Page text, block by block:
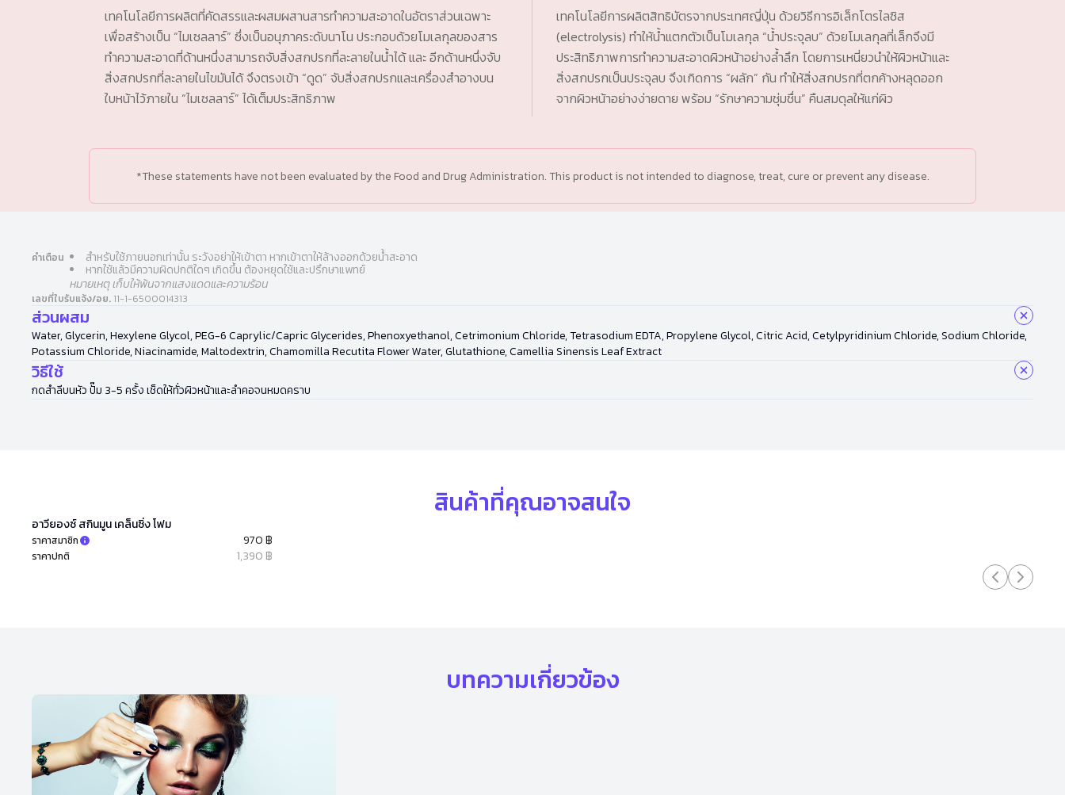
เทคโนโลยีการผลิตที่คัดสรรและผสมผสานสารทำความสะอาดในอัตราส่วนเฉพาะ
เพื่อสร้างเป็น “ไมเซลลาร์” ซึ่งเป็นอนุภาคระดับนาโน ประกอบด้วยโมเลกุลของสาร
ทำความสะอาดที่ด้านหนึ่งสามารถจับสิ่งสกปรกที่ละลายในน้ำได้ และ อีกด้านหนึ่งจับ
สิ่งสกปรกที่ละลายในไขมันได้ จึงตรงเข้า “ดูด” จับสิ่งสกปรกและเครื่องสำอางบน
ใบหน้าไว้ภายใน “ไมเซลลาร์” ได้เต็มประสิทธิภาพ
เทคโนโลยีการผลิตสิทธิบัตรจากประเทศญี่ปุ่น ด้วยวิธีการอิเล็กโตรไลซิส
(electrolysis) ทำให้น้ำแตกตัวเป็นโมเลกุล “น้ำประจุลบ” ด้วยโมเลกุลที่เล็กจึงมี
ประสิทธิภาพการทำความสะอาดผิวหน้าอย่างล้ำลึก โดยการเหนี่ยวนำให้ผิวหน้าและ
สิ่งสกปรกเป็นประจุลบ จึงเกิดการ “ผลัก” กัน ทำให้สิ่งสกปรกที่ตกค้างหลุดออก
จากผิวหน้าอย่างง่ายดาย พร้อม “รักษาความชุ่มชื่น” คืนสมดุลให้แก่ผิว
*These statements have not been evaluated by the Food and Drug Administration. This product is not intended to diagnose, treat, cure or prevent any disease.
คำเตือน สำหรับใช้ภายนอกเท่านั้น ระวังอย่าให้เข้าตา หากเข้าตาให้ล้างออกด้วยน้ำสะอาด
หากใช้แล้วมีความผิดปกติใดๆ เกิดขึ้น ต้องหยุดใช้และปรึกษาแพทย์
หมายเหตุ เก็บให้พ้นจากแสงแดดและความร้อน
เลขที่ใบรับแจ้ง/อย. 11-1-6500014313
ส่วนผสม
Water, Glycerin, Hexylene Glycol, PEG-6 Caprylic/Capric Glycerides, Phenoxyethanol, Cetrimonium Chloride, Tetrasodium EDTA, Propylene Glycol, Citric Acid, Cetylpyridinium Chloride, Sodium Chloride,
Potassium Chloride, Niacinamide, Maltodextrin, Chamomilla Recutita Flower Water, Glutathione, Camellia Sinensis Leaf Extract
วิธีใช้
กดสำลีบนหัว ปั๊ม 3-5 ครั้ง เช็ดให้ทั่วผิวหน้าและลำคอจนหมดคราบ
สินค้าที่คุณอาจสนใจ
อาวียองซ์ สกินมูน เคล็นซิ่ง โฟม
ราคาสมาชิก 970 ฿
ราคาปกติ 1,390 ฿
บทความเกี่ยวข้อง